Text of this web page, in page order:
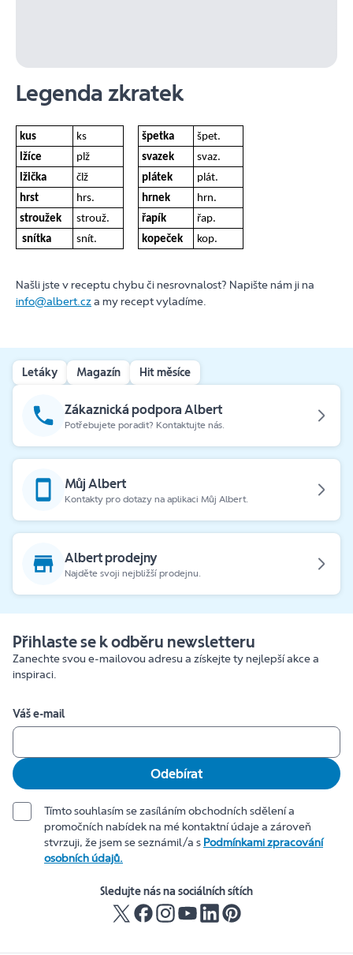
Legenda zkratek
kus ks špetka
špet.
lžíce
plž svazek
svaz.
lžička
člž plátek
plát.
hrst
hrs. hrnek
hrn.
stroužek
strouž. řapík
řap.
snítka
snít. kopeček kop.
Našli jste v receptu chybu či nesrovnalost? Napište nám ji na
info@albert.cza my recept vyladíme.
Letáky Magazín Hit měsíce
Zákaznická podpora Albert
Potřebujete poradit? Kontaktujte nás.
Můj Albert
Kontakty pro dotazy na aplikaci Můj Albert.
Albert prodejny
Najděte svoji nejbližší prodejnu.
Přihlaste se k odběru newsletteru
Zanechte svou e-mailovou adresu a získejte ty nejlepší akce a
inspiraci.
Váš e-mail
Odebírat
Tímto souhlasím se zasíláním obchodních sdělení a
promočních nabídek na mé kontaktní údaje a zároveň
stvrzuji, že jsem se seznámil/a s Podmínkami zpracování
osobních údajů.
Sledujte nás na sociálních sítích